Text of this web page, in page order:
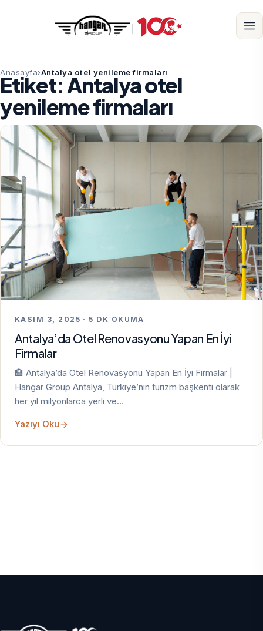
Anasayfa Antalya otel yenileme firmaları
Etiket:Antalya otel
yenileme firmaları
KASIM 3, 2025 · 5 DK OKUMA
Antalya’da Otel Renovasyonu Yapan En İyi
Firmalar
🏨 Antalya’da Otel Renovasyonu Yapan En İyi Firmalar |
Hangar Group Antalya, Türkiye’nin turizm başkenti olarak
her yıl milyonlarca yerli ve…
Yazıyı Oku